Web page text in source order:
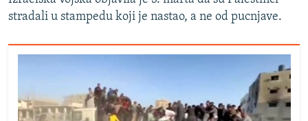
stradali u stampedu koji je nastao, a ne od pucnjave.